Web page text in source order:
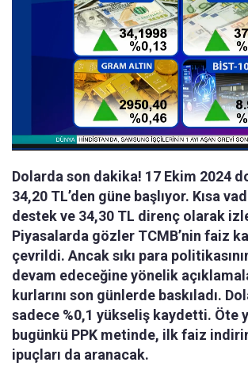
Dolarda son dakika! 17 Ekim 2024
34,20 TL’den güne başlıyor. Kısa
destek ve 34,30 TL direnç olarak
Piyasalarda gözler TCMB’nin faiz
çevrildi. Ancak sıkı para
devam edeceğine yönelik
kurlarını son günlerde baskıladı.
sadece %0,1 yükseliş kaydetti. Öte
bugünkü PPK metinde, ilk faiz
ipuçları da aranacak.